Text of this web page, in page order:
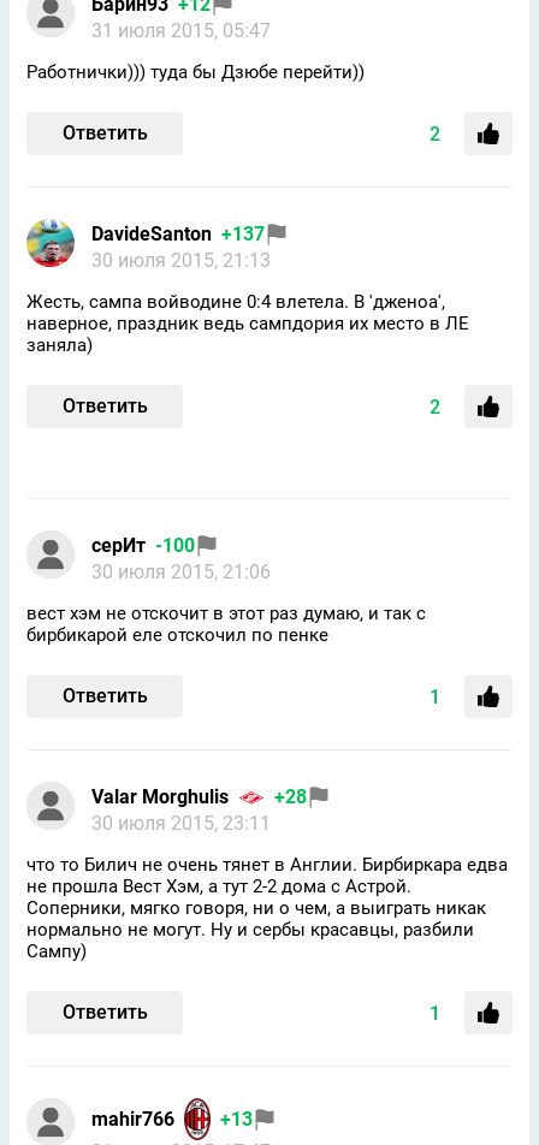
31 июля 2015, 05:47
Работнички))) туда бы Дзюбе перейти))
Ответить 2
DavideSanton +137
30 июля 2015, 21:13
Жесть, сампа войводине 0:4 влетела. В 'дженоа',
наверное, праздник ведь сампдория их место в ЛЕ
заняла)
Ответить 2
серИт -100
30 июля 2015, 21:06
вест хэм не отскочит в этот раз думаю, и так с
бирбикарой еле отскочил по пенке
Ответить 1
Valar Morghulis
+28
30 июля 2015, 23:11
что то Билич не очень тянет в Англии. Бирбиркара едва
не прошла Вест Хэм, а тут 2-2 дома с Астрой.
Соперники, мягко говоря, ни о чем, а выиграть никак
нормально не могут. Ну и сербы красавцы, разбили
Сампу)
Ответить 1
mahir766
+13